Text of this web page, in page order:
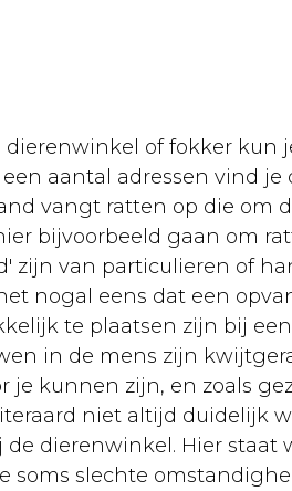
of fokker kun
aantal adressen vind je
vangt ratten op die om
bijvoorbeeld gaan om
zijn van particulieren of
nogal eens dat een
te plaatsen zijn bij
in de mens zijn
kunnen zijn, en zoals
niet altijd duidelijk
dierenwinkel. Hier staat
soms slechte